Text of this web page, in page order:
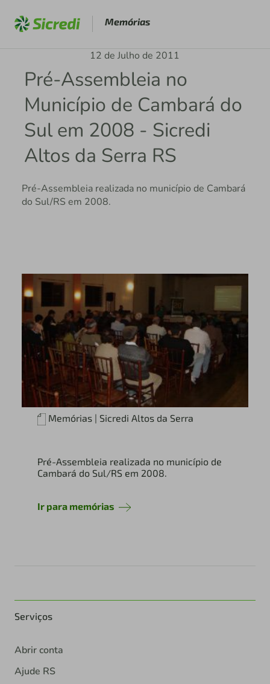
Memórias
12 de Julho de 2011
Pré-Assembleia no
Município de Cambará do
Sul em 2008 - Sicredi
Altos da Serra RS
Pré-Assembleia realizada no município de Cambará
do Sul/RS em 2008.
Memórias | Sicredi Altos da Serra
Pré-Assembleia realizada no município de
Cambará do Sul/RS em 2008.
Ir para memórias
Serviços
Abrir conta
Ajude RS